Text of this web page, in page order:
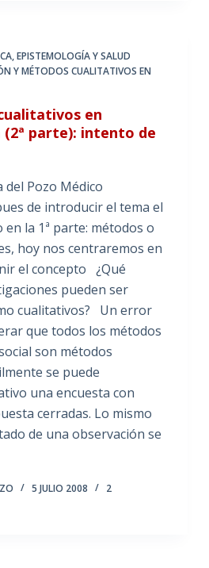
,EPISTEMOLOGÍA Y SALUD
Y MÉTODOS CUALITATIVOS EN
en
(2ª parte): intento de
del Pozo Médico
de introducir el tema el
en la 1ª parte: métodos o
hoy nos centraremos en
el concepto ¿Qué
pueden ser
cualitativos? Un error
que todos los métodos
son métodos
se puede
una encuesta con
cerradas. Lo mismo
de una observación se
5 JULIO 2008
2